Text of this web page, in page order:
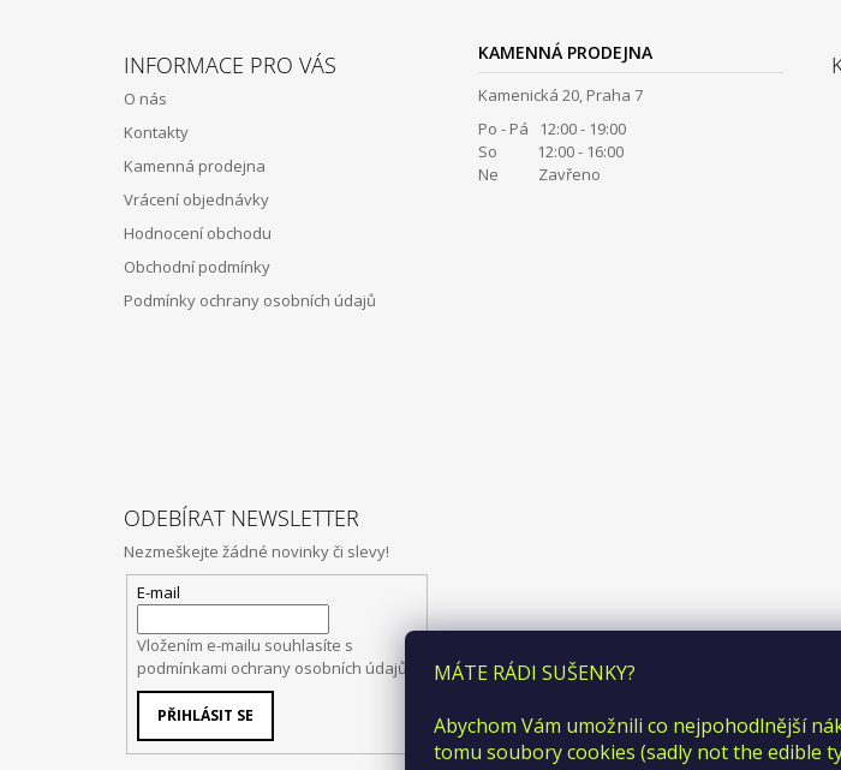
MÁTE RÁDI SUŠENKY?
Abychom Vám umožnili co nejpohodlnější
tomu soubory cookies (sadly not the edible
INFORMACE PRO VÁS
O nás
Kontakty
Kamenná prodejna
Vrácení objednávky
Hodnocení obchodu
Obchodní podmínky
Podmínky ochrany osobních údajů
KAMENNÁ PRODEJNA
Kamenická 20, Praha 7
Po - Pá 12:00 - 19:00
So 12:00 - 16:00
Ne Zavřeno
ODEBÍRAT NEWSLETTER
Nezmeškejte žádné novinky či slevy!
E-mail
Vložením e-mailu souhlasíte s
podmínkami ochrany osobních údajů
PŘIHLÁSIT SE